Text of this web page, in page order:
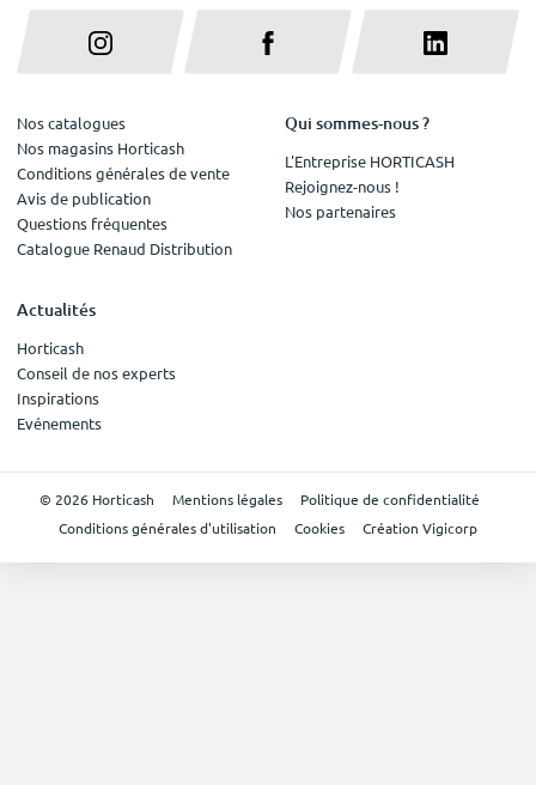
Nos catalogues
Nos magasins Horticash
Conditions générales de vente
Avis de publication
Questions fréquentes
Catalogue Renaud Distribution
Qui sommes-nous ?
L'Entreprise HORTICASH
Rejoignez-nous !
Nos partenaires
Actualités
Horticash
Conseil de nos experts
Inspirations
Evénements
© 2026 Horticash Mentions légales
Politique de confidentialité
Conditions générales d'utilisation
Cookies Création Vigicorp